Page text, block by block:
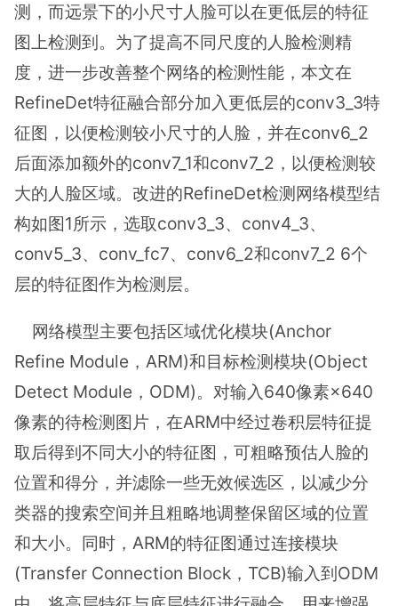
测，而远景下的小尺寸人脸可以在更低层的特征
图上检测到。为了提高不同尺度的人脸检测精
度，进一步改善整个网络的检测性能，本文在
RefineDet特征融合部分加入更低层的conv3_3特
征图，以便检测较小尺寸的人脸，并在conv6_2
后面添加额外的conv7_1和conv7_2，以便检测较
大的人脸区域。改进的RefineDet检测网络模型结
构如图1所示，选取conv3_3、conv4_3、
conv5_3、conv_fc7、conv6_2和conv7_2 6个
层的特征图作为检测层。
网络模型主要包括区域优化模块(Anchor
Refine Module，ARM)和目标检测模块(Object
Detect Module，ODM)。对输入640像素×640
像素的待检测图片，在ARM中经过卷积层特征提
取后得到不同大小的特征图，可粗略预估人脸的
位置和得分，并滤除一些无效候选区，以减少分
类器的搜索空间并且粗略地调整保留区域的位置
和大小。同时，ARM的特征图通过连接模块
(Transfer Connection Block，TCB)输入到ODM